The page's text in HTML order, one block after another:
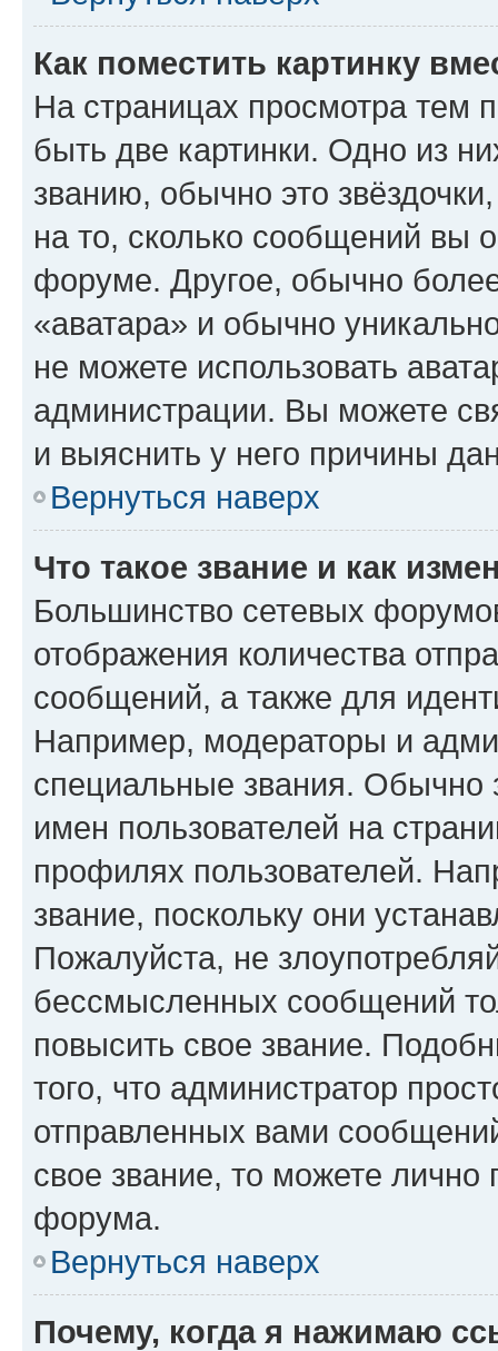
Как поместить картинку
На страницах просмотра тем
быть две картинки. Одно из
званию, обычно это
на то, сколько сообщений вы
форуме. Другое, обычно
«аватара» и обычно
не можете использовать
администрации. Вы можете
и выяснить у него причины
Вернуться наверх
Что такое звание и как
Большинство сетевых
отображения количества
сообщений, а также для
Например, модераторы и
специальные звания. Обычно
имен пользователей на
профилях пользователей.
звание, поскольку они
Пожалуйста, не
бессмысленных сообщений
повысить свое звание.
того, что администратор
отправленных вами
свое звание, то можете лично
форума.
Вернуться наверх
Почему, когда я нажимаю